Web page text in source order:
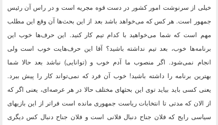
خیلی از سرنوشت امور کشور در دست قوه مجریه است و در راس آن رئیس
جمهور است. هر کس که می‌خواهد باشد بعد از این بحث‌ها آن وقع این مطلب
مهم است که شما می‌خواهید با کدام تیم کار کنید. این حرف‌ها خوب این
برنامه‌ها خوب، بعد تیم نداشته باشید؟ آقا این حرف‌هایت خوب است ولی
انجام نمی‌شود. اگر منصوب ما آدم خوب و (توانایی) نباشد بعد حالا شما
بهترین برنامه را داشته باشید! خوب آن فرد که نمی‌تواند کار را پیش ببرد.
یعنی کسی باید بیاید توی این بحثهای مختلف حالا در هر عرصه‌ای، یعنی اگر که
از الان که مدتی تا انتخابات ریاست جمهوری مانده است فرا‌تر از این بازیهای
سیاسی رایج که فلان جناح دنبال فلانی است و فلان جناح دنبال کس دیگری